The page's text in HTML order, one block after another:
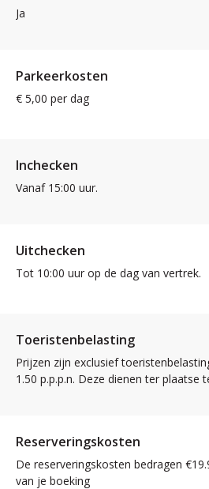
Ja
Parkeerkosten
€ 5,00 per dag
Inchecken
Vanaf 15:00 uur.
Uitchecken
Tot 10:00 uur op de dag van vertrek.
Toeristenbelasting
Prijzen zijn exclusief
1.50 p.p.p.n. Deze dienen ter plaatse
Reserveringskosten
De reserveringskosten bedragen
van je boeking